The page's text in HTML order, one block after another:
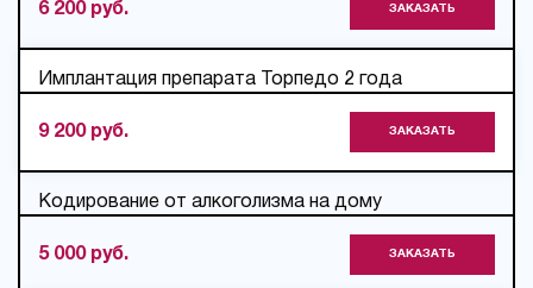
6 200 руб. ЗАКАЗАТЬ
Имплантация препарата Торпедо 2 года
9 200 руб. ЗАКАЗАТЬ
Кодирование от алкоголизма на дому
5 000 руб. ЗАКАЗАТЬ